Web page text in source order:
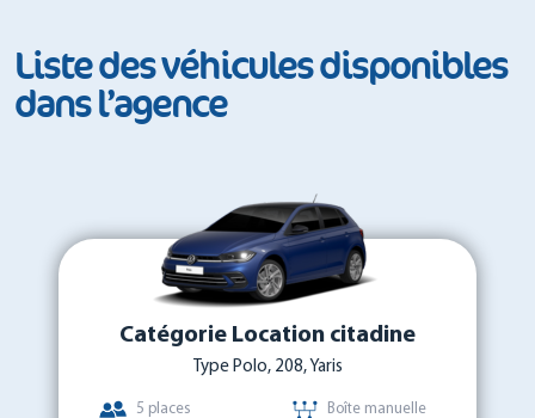
Liste des véhicules disponibles
dans l’agence
Catégorie Location citadine
Type Polo, 208, Yaris
5 places Boîte manuelle